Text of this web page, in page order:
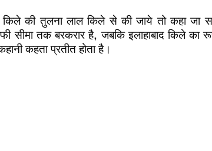
किले की तुलना लाल किले से की जाये तो कहा जा
सीमा तक बरकरार है, जबकि इलाहाबाद किले का
कहता प्रतीत होता है।